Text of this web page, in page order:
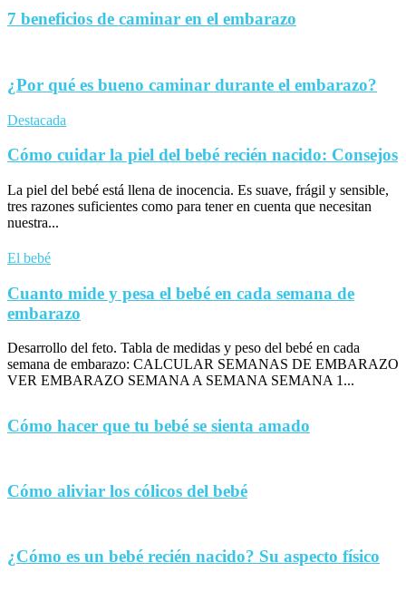
7 beneficios de caminar en el embarazo
¿Por qué es bueno caminar durante el embarazo?
Destacada
Cómo cuidar la piel del bebé recién nacido: Consejos
La piel del bebé está llena de inocencia. Es suave, frágil y sensible,
tres razones suficientes como para tener en cuenta que necesitan
nuestra...
El bebé
Cuanto mide y pesa el bebé en cada semana de
embarazo
Desarrollo del feto. Tabla de medidas y peso del bebé en cada
semana de embarazo: CALCULAR SEMANAS DE EMBARAZO
VER EMBARAZO SEMANA A SEMANA SEMANA 1...
Cómo hacer que tu bebé se sienta amado
Cómo aliviar los cólicos del bebé
¿Cómo es un bebé recién nacido? Su aspecto físico